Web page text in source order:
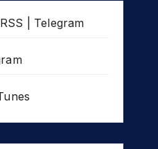
RSS Telegram